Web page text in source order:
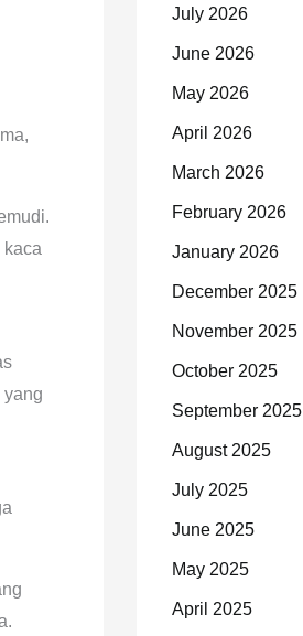
kaca
yang
July 2026
June 2026
May 2026
April 2026
March 2026
February 2026
January 2026
December 2025
November 2025
October 2025
September 2025
August 2025
July 2025
June 2025
May 2025
April 2025